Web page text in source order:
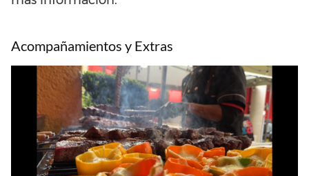
Acompañamientos y Extras